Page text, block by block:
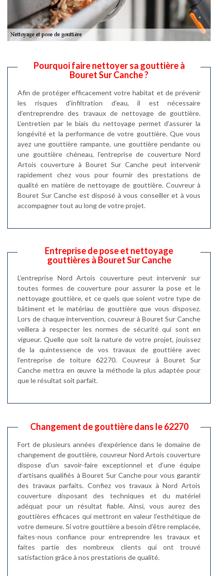
Pourquoi faire nettoyer sa gouttière à
Bouret Sur Canche ?
Afin de protéger efficacement votre habitat et de prévenir
les risques d’infiltration d’eau, il est nécessaire
d’entreprendre des travaux de nettoyage de gouttière.
L’entretien par le biais du nettoyage permet d’assurer la
longévité et la performance de votre gouttière. Que vous
ayez une gouttière rampante, une gouttière pendante ou
une gouttière chéneau, l’entreprise de couverture Nord
Artois couverture à Bouret Sur Canche peut intervenir
rapidement chez vous pour fournir des prestations de
qualité en matière de nettoyage de gouttière. Couvreur à
Bouret Sur Canche est disposé à vous conseiller et à vous
accompagner tout au long de votre projet.
Entreprise de pose et nettoyage
gouttières à Bouret Sur Canche
L’entreprise Nord Artois couverture peut intervenir sur
toutes formes de couverture pour assurer la pose et le
nettoyage gouttière, et ce quels que soient votre type de
bâtiment et le matériau de gouttière que vous disposez.
Lors de chaque intervention, couvreur à Bouret Sur Canche
veillera à respecter les normes de sécurité qui sont en
vigueur. Quelle que soit la nature de votre projet, jouissez
de la quintessence de vos travaux de gouttière avec
l’entreprise de toiture 62270. Couvreur à Bouret Sur
Canche mettra en œuvre la méthode la plus adaptée pour
que le résultat soit parfait.
Changement de gouttière dans le 62270
Fort de plusieurs années d’expérience dans le domaine de
changement de gouttière, couvreur Nord Artois couverture
dispose d’un savoir-faire exceptionnel et d’une équipe
d’artisans qualifiés à Bouret Sur Canche pour vous garantir
des travaux parfaits. Confiez vos travaux à Nord Artois
couverture disposant des techniques et du matériel
adéquat pour un résultat fiable. Ainsi, vous aurez des
gouttières efficaces qui mettront en valeur l’esthétique de
votre demeure. Si votre gouttière a besoin d’être remplacée,
faites-nous confiance pour entreprendre les travaux et
faites partie des nombreux clients qui ont trouvé
satisfaction grâce à nos prestations de qualité.